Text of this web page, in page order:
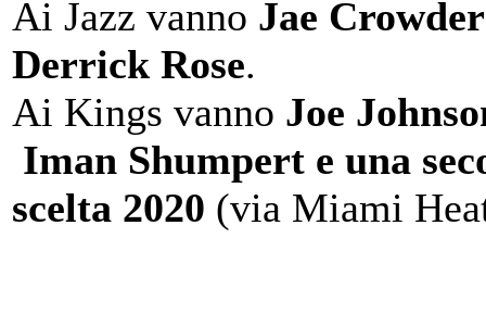
Ai Jazz vanno Jae
Derrick Rose.
Ai Kings vanno Joe
Iman Shumpert e una
scelta 2020 (via Miami